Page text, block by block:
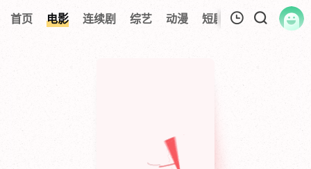
首页 电影 连续剧 综艺 动漫 短剧大全 纪录片
暂无观看影片的记录